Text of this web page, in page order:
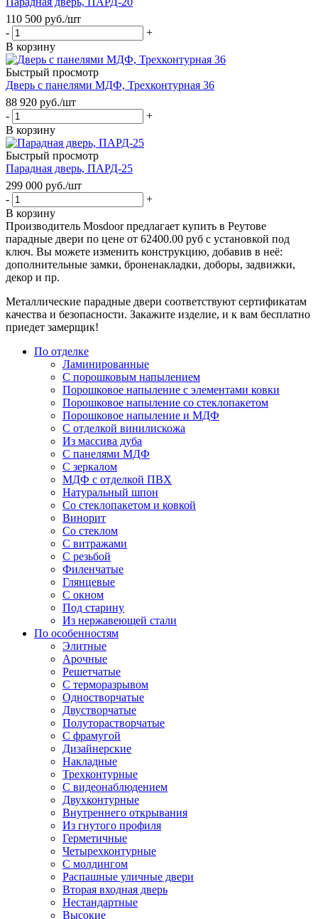
110 500 руб./шт
-
+
В корзину
Быстрый просмотр
Дверь с панелями МДФ, Трехконтурная 36
88 920 руб./шт
-
+
В корзину
Быстрый просмотр
Парадная дверь, ПАРД-25
299 000 руб./шт
-
+
В корзину
Производитель Mosdoor предлагает купить в Реутове
парадные двери по цене от 62400.00 руб с установкой под
ключ. Вы можете изменить конструкцию, добавив в неё:
дополнительные замки, броненакладки, доборы, задвижки,
декор и пр.
Металлические парадные двери соответствуют сертификатам
качества и безопасности. Закажите изделие, и к вам бесплатно
приедет замерщик!
По отделке
Ламинированные
С порошковым напылением
Порошковое напыление с элементами ковки
Порошковое напыление со стеклопакетом
Порошковое напыление и МДФ
С отделкой винилискожа
Из массива дуба
С панелями МДФ
С зеркалом
МДФ с отделкой ПВХ
Натуральный шпон
Со стеклопакетом и ковкой
Винорит
Со стеклом
С витражами
С резьбой
Филенчатые
Глянцевые
С окном
Под старину
Из нержавеющей стали
По особенностям
Элитные
Арочные
Решетчатые
С терморазрывом
Одностворчатые
Двустворчатые
Полуторастворчатые
С фрамугой
Дизайнерские
Накладные
Трехконтурные
С видеонаблюдением
Двухконтурные
Внутреннего открывания
Из гнутого профиля
Герметичные
Четырехконтурные
С молдингом
Распашные уличные двери
Вторая входная дверь
Нестандартные
Высокие